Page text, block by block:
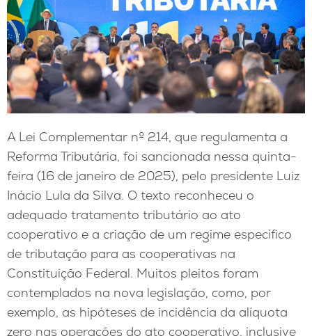
A Lei Complementar nº 214, que regulamenta a
Reforma Tributária, foi sancionada nessa quinta-
feira (16 de janeiro de 2025), pelo presidente Luiz
Inácio Lula da Silva. O texto reconheceu o
adequado tratamento tributário ao ato
cooperativo e a criação de um regime específico
de tributação para as cooperativas na
Constituição Federal. Muitos pleitos foram
contemplados na nova legislação, como, por
exemplo, as hipóteses de incidência da alíquota
zero nas operações do ato cooperativo, inclusive